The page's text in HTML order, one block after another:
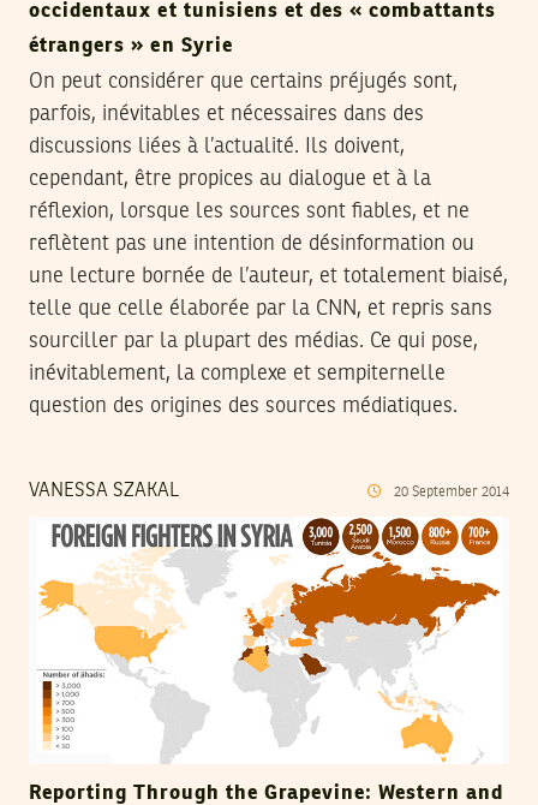
occidentaux et tunisiens et des « combattants
étrangers » en Syrie
On peut considérer que certains préjugés sont,
parfois, inévitables et nécessaires dans des
discussions liées à l’actualité. Ils doivent,
cependant, être propices au dialogue et à la
réflexion, lorsque les sources sont fiables, et ne
reflètent pas une intention de désinformation ou
une lecture bornée de l’auteur, et totalement biaisé,
telle que celle élaborée par la CNN, et repris sans
sourciller par la plupart des médias. Ce qui pose,
inévitablement, la complexe et sempiternelle
question des origines des sources médiatiques.
VANESSA SZAKAL 20 September 2014
Reporting Through the Grapevine: Western and